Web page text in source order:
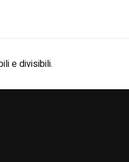
e divisibili.